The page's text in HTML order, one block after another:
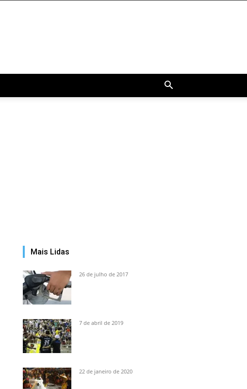
Mais Lidas
26 de julho de 2017
7 de abril de 2019
22 de janeiro de 2020